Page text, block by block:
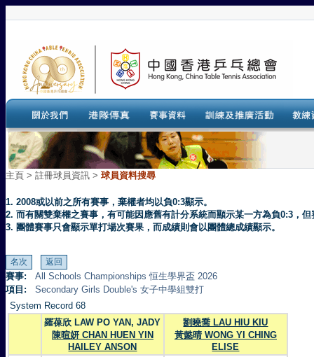
主頁 > 註冊球員資訊 > 球員資料搜尋
1. 2008或以前之所有賽事，棄權者均以負0:3顯示。
2. 而有關雙棄權之賽事，有可能因應舊有計分系統而顯示某一方為負0:3，
3. 團體賽事只會顯示單打場次賽果，而成績則會以團體總成績顯示。
賽事:
All Schools Championships 恒生學界盃 2026
項目:
Secondary Girls Double's 女子中學組雙打
System Record 68
羅葆欣 LAW PO YAN, JADY
陳暄妍 CHAN HUEN YIN
HAILEY ANSON
劉曉喬 LAU HIU KIU
黃懿晴 WONG YI CHING
ELISE